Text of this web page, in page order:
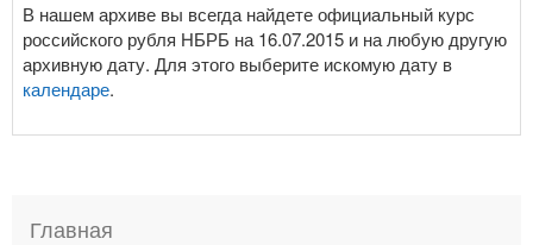
В нашем архиве вы всегда найдете официальный курс
российского рубля НБРБ на 16.07.2015 и на любую другую
архивную дату. Для этого выберите искомую дату в
календаре.
Главная